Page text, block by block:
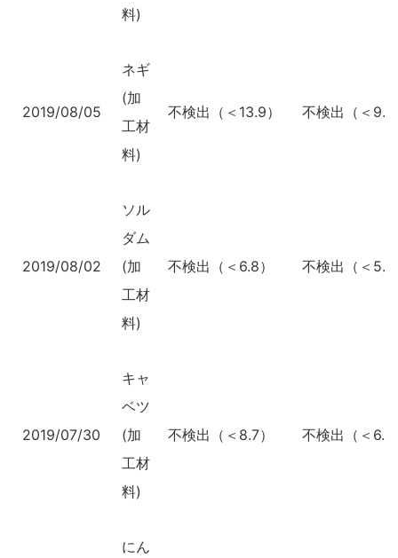
料)
2019/08/05
ネギ
(加
工材
料)
不検出（＜13.9） 不検出（＜9.9
2019/08/02
ソル
ダム
(加
工材
料)
不検出（＜6.8） 不検出（＜5.0
2019/07/30
キャ
ベツ
(加
工材
料)
不検出（＜8.7） 不検出（＜6.2
にん